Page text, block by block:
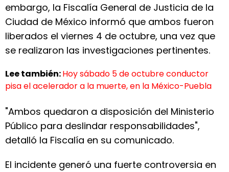
embargo, la Fiscalía General de Justicia de la
Ciudad de México informó que ambos fueron
liberados el viernes 4 de octubre, una vez que
se realizaron las investigaciones pertinentes.
Lee también:Hoy sábado 5 de octubre conductor
pisa el acelerador a la muerte, en la México-Puebla
"Ambos quedaron a disposición del Ministerio
Público para deslindar responsabilidades",
detalló la Fiscalía en su comunicado.
El incidente generó una fuerte controversia en